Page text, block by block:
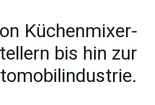
Küchenmixer-
bis hin zur